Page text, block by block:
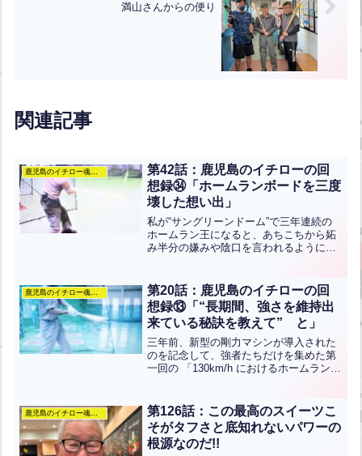
満山さんからの便り
関連記事
鹿児島のイチロー魂のぶろぐ
第42話：鹿児島のイチローの回
想録㉞「ホームランボードを三度
壊した想い出」
私が“サングリーンドーム”で三年連続の
ホームラン王になると、あちこちから妬
み半分の嫌みや陰口を言われるようにな
カンドフライだからなァ“と言われたこと
だった。それからは...全文はクリック
鹿児島のイチロー魂のぶろぐ
第20話：鹿児島のイチローの回
想録⑬「“長期間、強さを維持出
来ている秘訣を教えて” と」
三年前、新型の剛力マシンが導入された
のを記念して、強者たちだけを集めた第
一回の 「130km/h におけるホームラン大
は全て破棄されて、新たな難しいマシン
での記録を打者...全文はクリック
鹿児島のイチロー魂のぶろぐ
第126話：この最高のスイーツこ
そがタフさと底知れないパワーの
根源なのだ!!